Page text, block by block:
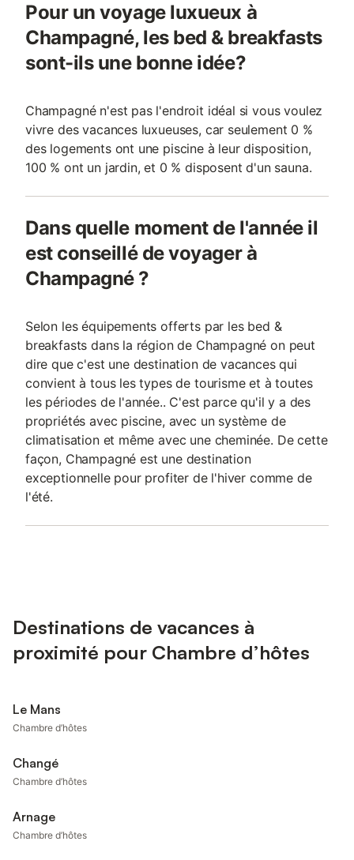
Pour un voyage luxueux à
Champagné, les bed & breakfasts
sont-ils une bonne idée?
Champagné n'est pas l'endroit idéal si vous voulez
vivre des vacances luxueuses, car seulement 0 %
des logements ont une piscine à leur disposition,
100 % ont un jardin, et 0 % disposent d'un sauna.
Dans quelle moment de l'année il
est conseillé de voyager à
Champagné ?
Selon les équipements offerts par les bed &
breakfasts dans la région de Champagné on peut
dire que c'est une destination de vacances qui
convient à tous les types de tourisme et à toutes
les périodes de l'année.. C'est parce qu'il y a des
propriétés avec piscine, avec un système de
climatisation et même avec une cheminée. De cette
façon, Champagné est une destination
exceptionnelle pour profiter de l'hiver comme de
l'été.
Destinations de vacances à
proximité pour Chambre d’hôtes
Le Mans
Chambre d’hôtes
Changé
Chambre d’hôtes
Arnage
Chambre d’hôtes